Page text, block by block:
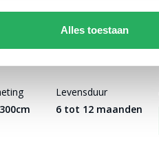
Alles toestaan
Levensduur
6 tot 12 maanden